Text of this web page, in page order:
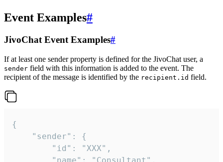
Event Examples#
JivoChat Event Examples#
If at least one sender property is defined for the JivoChat user, a
sender field with this information is added to the event. The
recipient of the message is identified by the recipient.id field.
{